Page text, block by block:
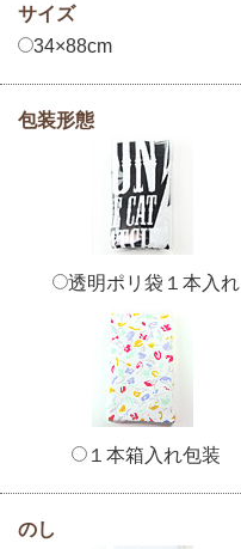
サイズ
34×88cm
包装形態
透明ポリ袋１本入れ
１本箱入れ包装
のし